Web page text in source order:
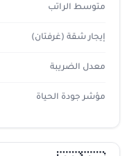
متوسط الراتب
إيجار شقة (غرفتان)
معدل الضريبة
مؤشر جودة الحياة